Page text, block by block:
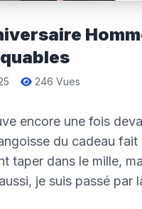
246 Vues
encore une fois
du cadeau
taper dans le mille,
je suis passé par